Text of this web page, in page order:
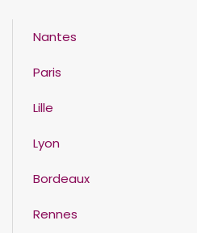
Nantes
Paris
Lille
Lyon
Bordeaux
Rennes